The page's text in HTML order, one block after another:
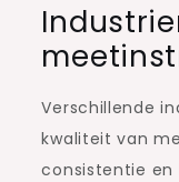
Verschillende
kwaliteit van
consistentie en